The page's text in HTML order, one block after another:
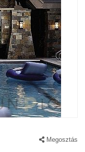
Megosztás